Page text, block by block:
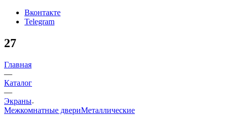
Вконтакте
Telegram
27
Главная
—
Каталог
—
Экраны
Межкомнатные двериМеталлические